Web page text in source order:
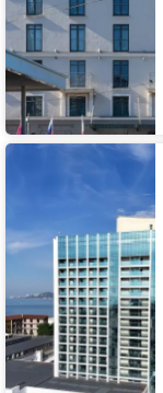
LAVICON